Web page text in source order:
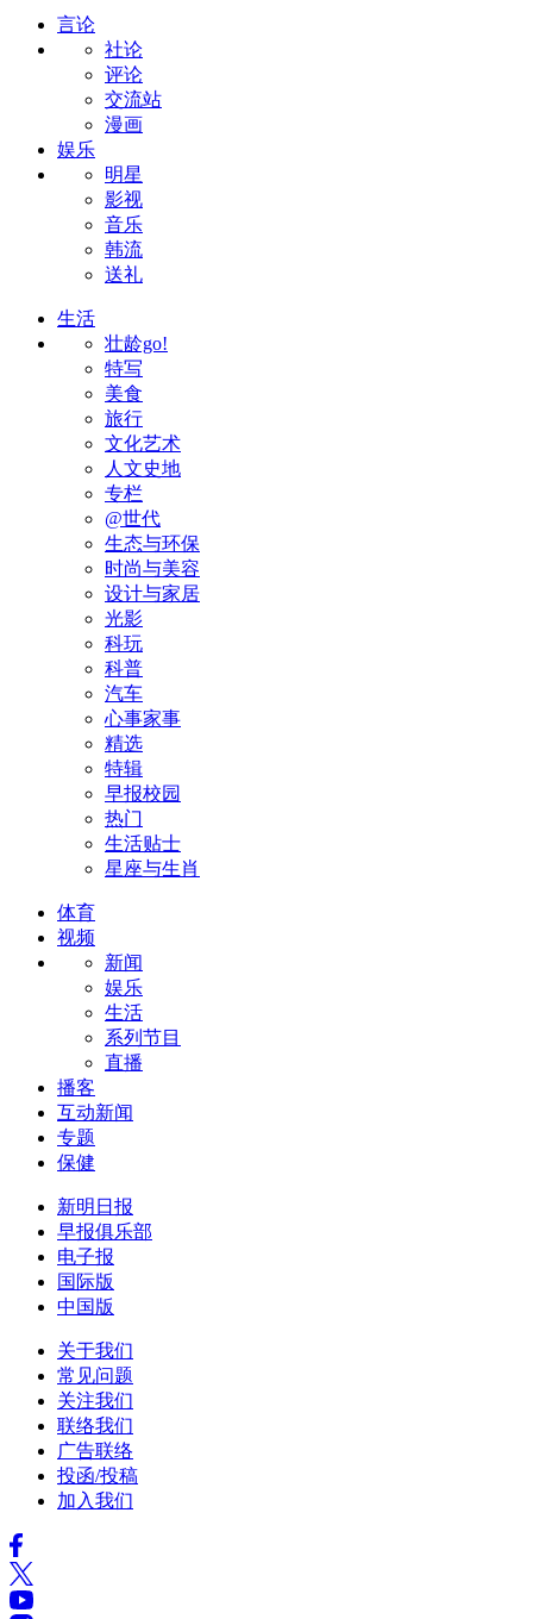
言论
社论
评论
交流站
漫画
娱乐
明星
影视
音乐
韩流
送礼
生活
壮龄go!
特写
美食
旅行
文化艺术
人文史地
专栏
@世代
生态与环保
时尚与美容
设计与家居
光影
科玩
科普
汽车
心事家事
精选
特辑
早报校园
热门
生活贴士
星座与生肖
体育
视频
新闻
娱乐
生活
系列节目
直播
播客
互动新闻
专题
保健
新明日报
早报俱乐部
电子报
国际版
中国版
关于我们
常见问题
关注我们
联络我们
广告联络
投函/投稿
加入我们